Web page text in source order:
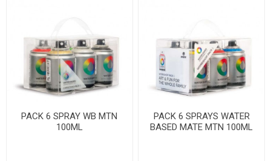
PACK 6 SPRAY WB MTN
100ML
PACK 6 SPRAYS WATER
BASED MATE MTN 100ML